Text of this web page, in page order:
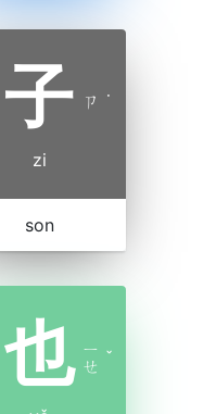
子 ㄗ ˙
zi
son
也 ㄧ
ㄝ ˇ